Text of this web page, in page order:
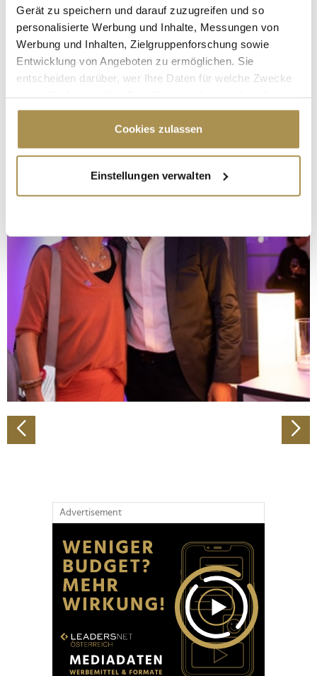
Gerät zu speichern und darauf zuzugreifen und so
personalisierte Werbung und Inhalte, Messungen von
Werbung und Inhalten, Zielgruppenforschung sowie
Entwicklung von Angeboten zu ermöglichen. Sie
entscheiden darüber, wer Ihre Daten für welche Zwecke
Cookie-Erklärung oder durch Klicken auf das Privacy
Trigger Symbol ändern oder widerrufen
Informationen über Ihre geografische Lage
erfassen, welche bis auf einige Meter genau sein
bestimmten Merkmalen (Fingerprinting) identifizieren
Erfahren Sie mehr darüber, wie Ihre persönlichen Daten
verarbeitet werden, und legen Sie Ihre Präferenzen im
Abschnitt Einzelheitenfest.
Wir verwenden Cookies, um Inhalte und Anzeigen zu
personalisieren, Funktionen für soziale Medien anbieten
zu können und die Zugriffe auf unsere Website zu
analysieren. Außerdem geben wir Informationen zu Ihrer
Verwendung unserer Website an unsere Partner für
soziale Medien, Werbung und Analysen weiter. Unsere
Partner führen diese Informationen möglicherweise mit
Cookies zulassen
Einstellungen verwalten
Advertisement